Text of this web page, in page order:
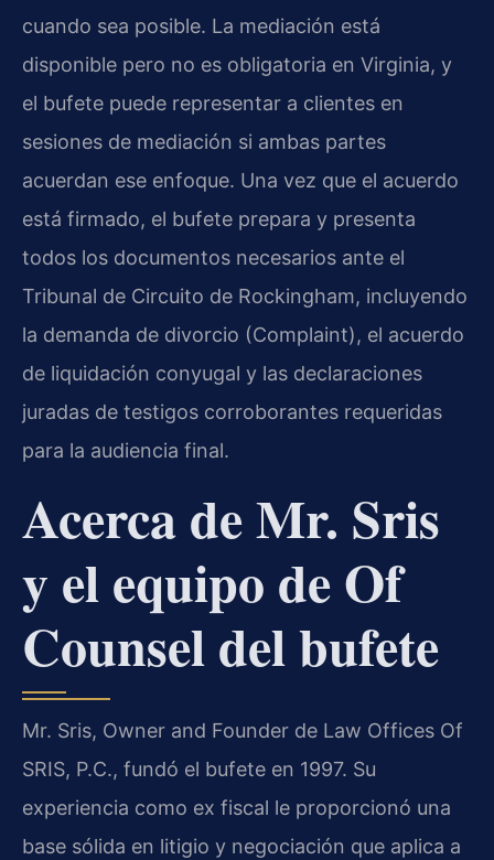
cuando sea posible. La mediación está
disponible pero no es obligatoria en Virginia, y
el bufete puede representar a clientes en
sesiones de mediación si ambas partes
acuerdan ese enfoque. Una vez que el acuerdo
está firmado, el bufete prepara y presenta
todos los documentos necesarios ante el
Tribunal de Circuito de Rockingham, incluyendo
la demanda de divorcio (Complaint), el acuerdo
de liquidación conyugal y las declaraciones
juradas de testigos corroborantes requeridas
para la audiencia final.
Acerca de Mr. Sris
y el equipo de Of
Counsel del bufete
Mr. Sris, Owner and Founder de Law Offices Of
SRIS, P.C., fundó el bufete en 1997. Su
experiencia como ex fiscal le proporcionó una
base sólida en litigio y negociación que aplica a